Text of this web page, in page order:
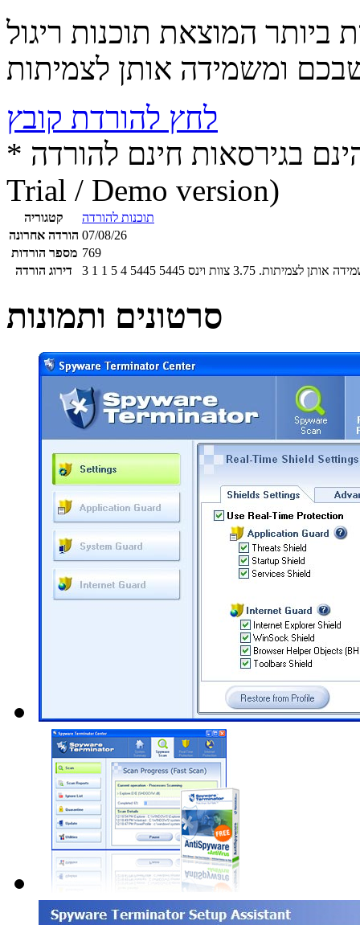
ביותר המוצאת תוכנות ריגול
לחץ להורדת קובץ
* התכנים הינם בגירסאות חינם להורדה (Free game / software,
Trial / Demo version)
קטגוריה
תוכנות להורדה
הורדה אחרונה 07/08/26
מספר הורדות 769
דירוג הורדה
3 1 אותן לצמיתות. 3.75 צוות וינס 5445
5445
4
5
1
סרטונים ותמונות